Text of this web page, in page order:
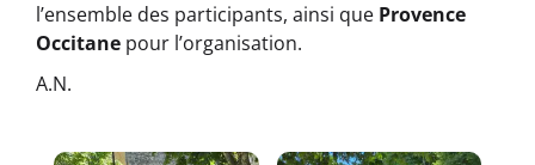
l’ensemble des participants, ainsi que Provence
Occitane pour l’organisation.
A.N.